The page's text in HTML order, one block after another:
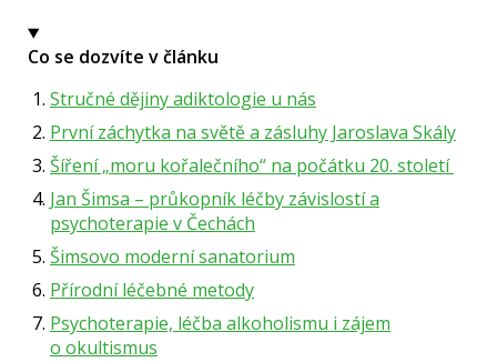
Co se dozvíte v článku
Stručné dějiny adiktologie u nás
První záchytka na světě a zásluhy Jaroslava Skály
Šíření „moru kořalečního“ na počátku 20. století
Jan Šimsa – průkopník léčby závislostí a
psychoterapie v Čechách
Šimsovo moderní sanatorium
Přírodní léčebné metody
Psychoterapie, léčba alkoholismu i zájem
o okultismus